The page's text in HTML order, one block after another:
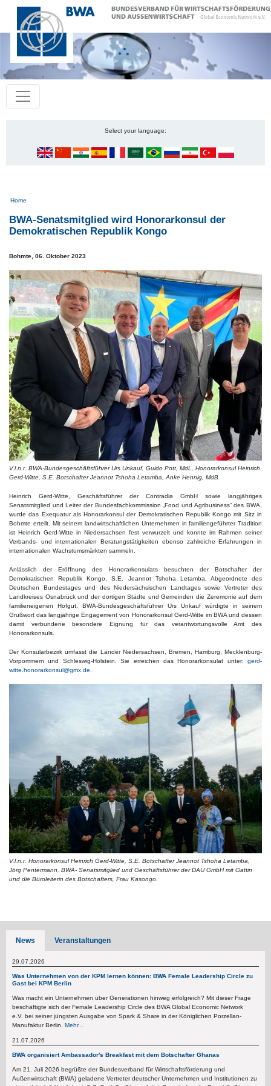
Select your language:
Pfadnavigation
Home
BWA-Senatsmitglied wird Honorarkonsul der
Demokratischen Republik Kongo
Bohmte, 06. Oktober 2023
V.l.n.r. BWA-Bundesgeschäftsführer Urs Unkauf, Guido Pott, MdL, Honorarkonsul Heinrich
Gerd-Witte, S.E. Botschafter Jeannot Tshoha Letamba, Anke Hennig, MdB.
Heinrich Gerd-Witte, Geschäftsführer der Contradia GmbH sowie langjähriges
Senatsmitglied und Leiter der Bundesfachkommission „Food und Agribusiness“ des BWA,
wurde das Exequatur als Honorarkonsul der Demokratischen Republik Kongo mit Sitz in
Bohmte erteilt. Mit seinem landwirtschaftlichen Unternehmen in familiengeführter Tradition
ist Heinrich Gerd-Witte in Niedersachsen fest verwurzelt und konnte im Rahmen seiner
Verbands- und internationalen Beratungstätigkeiten ebenso zahlreiche Erfahrungen in
internationalen Wachstumsmärkten sammeln.
Anlässlich der Eröffnung des Honorarkonsulats besuchten der Botschafter der
Demokratischen Republik Kongo, S.E. Jeannot Tshoha Letamba, Abgeordnete des
Deutschen Bundestages und des Niedersächsischen Landtages sowie Vertreter des
Landkreises Osnabrück und der dortigen Städte und Gemeinden die Zeremonie auf dem
familieneigenen Hofgut. BWA-Bundesgeschäftsführer Urs Unkauf würdigte in seinem
Grußwort das langjährige Engagement von Honorarkonsul Gerd-Witte im BWA und dessen
damit verbundene besondere Eignung für das verantwortungsvolle Amt des
Honorarkonsuls.
Der Konsularbezirk umfasst die Länder Niedersachsen, Bremen, Hamburg, Mecklenburg-
Vorpommern und Schleswig-Holstein. Sie erreichen das Honorarkonsulat unter: gerd-
witte.honorarkonsul@gmx.de.
V.l.n.r. Honorarkonsul Heinrich Gerd-Witte, S.E. Botschafter Jeannot Tshoha Letamba,
Jörg Pentermann, BWA- Senatsmitglied und Geschäftsführer der DAU GmbH mit Gattin
und die Büroleiterin des Botschafters, Frau Kasongo.
News Veranstaltungen
29.07.2026
Was Unternehmen von der KPM lernen können: BWA Female Leadership Circle zu
Gast bei KPM Berlin
Was macht ein Unternehmen über Generationen hinweg erfolgreich? Mit dieser Frage
beschäftigte sich der Female Leadership Circle des BWA Global Economic Network
e.V. bei seiner jüngsten Ausgabe von Spark & Share in der Königlichen Porzellan-
Manufaktur Berlin. Mehr...
21.07.2026
BWA organisiert Ambassador's Breakfast mit dem Botschafter Ghanas
Am 21. Juli 2026 begrüßte der Bundesverband für Wirtschaftsförderung und
Außenwirtschaft (BWA) geladene Vertreter deutscher Unternehmen und Institutionen zu